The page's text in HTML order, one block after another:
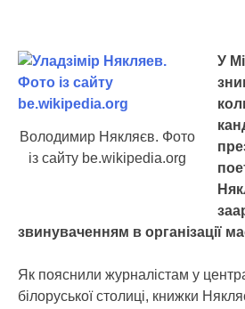
Володимир Някляєв. Фото
із сайту be.wikipedia.org
У
звинуваченням в організації
Як пояснили журналістам у
білоруської столиці, книжки